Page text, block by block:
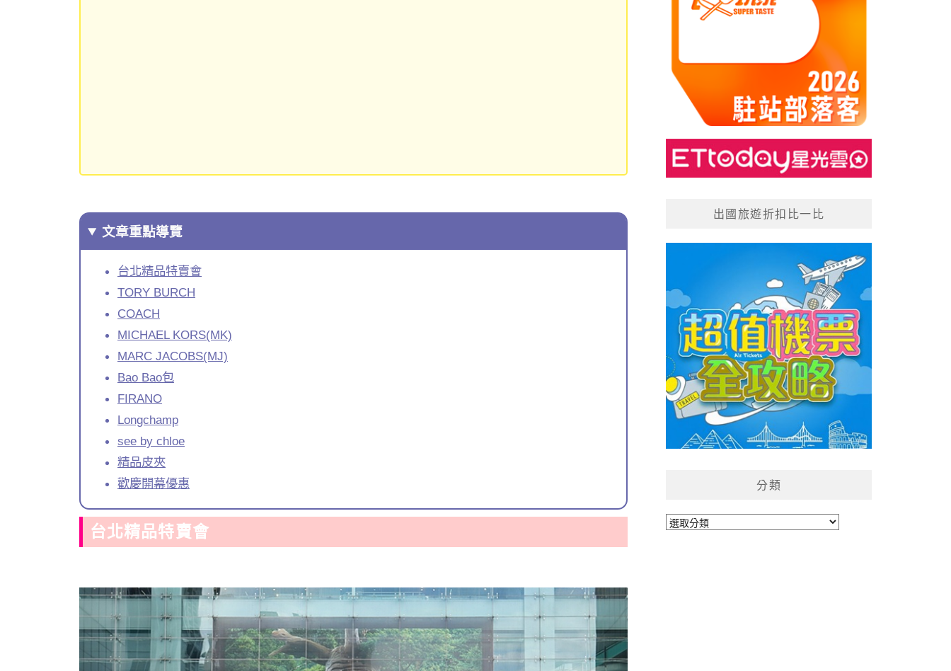
文章重點導覽
台北精品特賣會
TORY BURCH
COACH
MICHAEL KORS(MK)
MARC JACOBS(MJ)
Bao Bao包
FIRANO
Longchamp
see by chloe
精品皮夾
歡慶開幕優惠
台北精品特賣會
出國旅遊折扣比一比
分類
分